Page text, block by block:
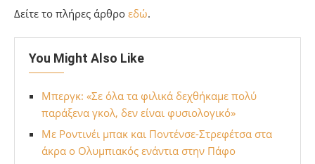
Δείτε το πλήρες άρθρο εδώ.
You Might Also Like
Μπεργκ: «Σε όλα τα φιλικά δεχθήκαμε πολύ
παράξενα γκολ, δεν είναι φυσιολογικό»
Με Ροντινέι μπακ και Ποντένσε-Στρεφέτσα στα
άκρα ο Ολυμπιακός ενάντια στην Πάφο